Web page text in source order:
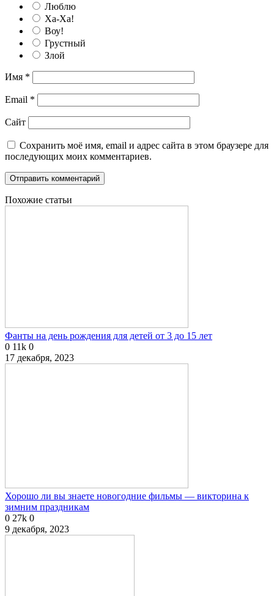
Люблю
Ха-Ха!
Воу!
Грустный
Злой
Имя *
Email *
Сайт
Сохранить моё имя, email и адрес сайта в этом браузере для
последующих моих комментариев.
Похожие статьи
Фанты на день рождения для детей от 3 до 15 лет
0 11k 0
17 декабря, 2023
Хорошо ли вы знаете новогодние фильмы — викторина к
зимним праздникам
0 27k 0
9 декабря, 2023